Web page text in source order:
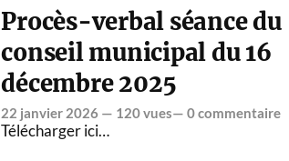
Procès-verbal séance du
conseil municipal du 16
décembre 2025
22 janvier 2026 — 120 vues—0 commentaire
Télécharger ici…